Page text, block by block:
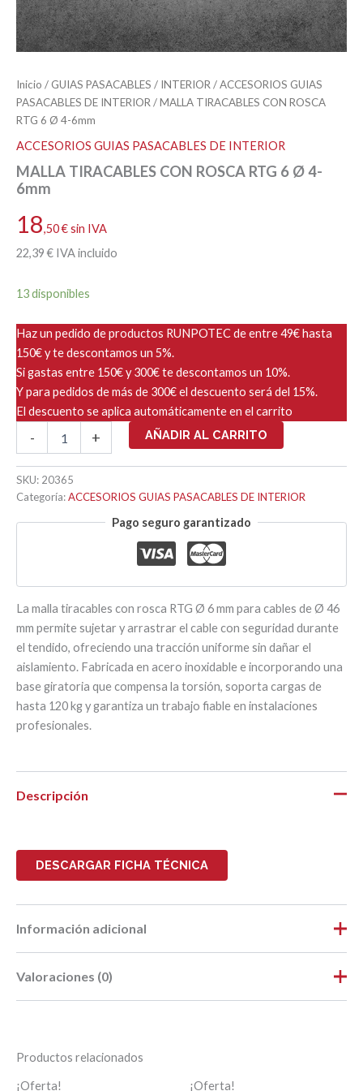
Inicio / GUIAS PASACABLES / INTERIOR /ACCESORIOS GUIAS
PASACABLES DE INTERIOR / MALLA TIRACABLES CON ROSCA
RTG 6 Ø 4-6mm
ACCESORIOS GUIAS PASACABLES DE INTERIOR
MALLA TIRACABLES CON ROSCA RTG 6 Ø 4-
6mm
18,50€sin IVA
22,39 € IVA incluido
13 disponibles
Haz un pedido de productos RUNPOTEC de entre 49€ hasta
150€ y te descontamos un 5%.
Si gastas entre 150€ y 300€ te descontamos un 10%.
Y para pedidos de más de 300€ el descuento será del 15%.
El descuento se aplica automáticamente en el carrito
-
TIRACABLES
ROSCA
RTG
Ø
+ AÑADIR AL CARRITO
SKU: 20365
Categoría:ACCESORIOS GUIAS PASACABLES DE INTERIOR
Pago seguro garantizado
La malla tiracables con rosca RTG Ø 6 mm para cables de Ø 46
mm permite sujetar y arrastrar el cable con seguridad durante
el tendido, ofreciendo una tracción uniforme sin dañar el
aislamiento. Fabricada en acero inoxidable e incorporando una
base giratoria que compensa la torsión, soporta cargas de
hasta 120 kg y garantiza un trabajo fiable en instalaciones
profesionales.
Descripción
DESCARGAR FICHA TÉCNICA
Información adicional
Peso
Ancho
Valoraciones (0)
Sé el primero en valorar “MALLA
Productos relacionados
¡Oferta! ¡Oferta!